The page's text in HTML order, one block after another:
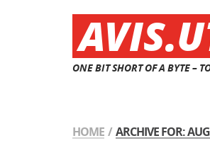
ONE BIT SHORT OF A BYTE –
HOME /ARCHIVE FOR: